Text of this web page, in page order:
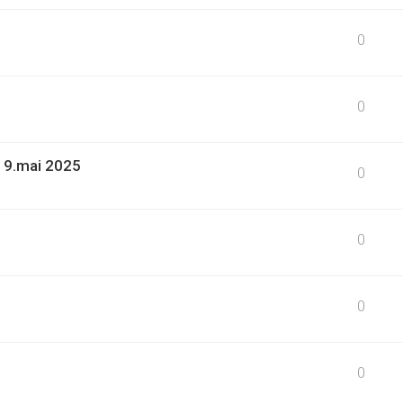
0
0
2025 0
0
0
0